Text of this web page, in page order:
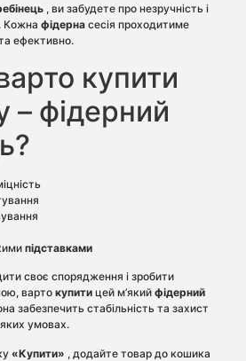
, ви забудете про незручність і
Кожна фідерна сесія проходитиме
ефективно.
купити
– фідерний
підставками
своє спорядження і зробити
варто купити цей м’який фідерний
забезпечить стабільність та захист
умовах.
«Купити» , додайте товар до кошика